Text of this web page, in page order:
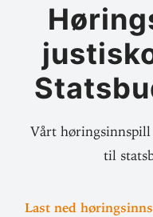
Vårt
til
Last ned